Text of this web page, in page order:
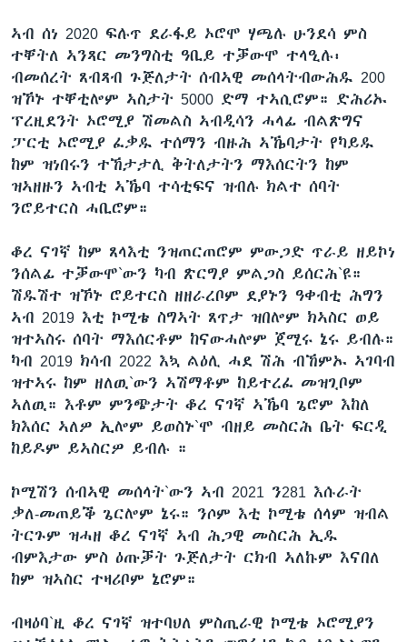
ኣብ ሰነ 2020 ፍሉጥ ደራፋይ ኦሮሞ ሃጫሉ ሁንደሳ ምስ
ተቐትለ ኣንጻር መንግስቲ ዓቢይ ተቓውሞ ተላዒሉ፡
ብመሰረት ጸብጻብ ጉጅለታት ሰብኣዊ መሰላትብውሕዱ 200
ዝኾኑ ተቐቲሎም ኣስታት 5000 ድማ ተኣሲሮም። ድሕሪኡ
ፕረዚደንት ኦሮሚያ ሽመልስ ኣብዲሳን ሓላፊ ብልጽግና
ፓርቲ ኦሮሚያ ፈቃዱ ተሰማን ብዙሕ ኣኼባታት የካይዱ
ከም ዝነበሩን ተኸታታሊ ቅትለታትን ማእሰርትን ከም
ዝኣዘዙን ኣብቲ ኣኼባ ተሳቲፍና ዝብሉ ክልተ ሰባት
ንሮይተርስ ሓቢሮም።
ቆረ ናገኛ ከም ጸላእቲ ንዝጠርጠሮም ምውጋድ ጥራይ ዘይኮነ
ንሰልፊ ተቓውሞ`ውን ካብ ጽርግያ ምልጋስ ይሰርሕ`ዩ።
ሽዱሽተ ዝኾኑ ሮይተርስ ዘዘራረቦም ደያኑን ዓቀብቲ ሕግን
ኣብ 2019 እቲ ኮሚቴ ስግኣት ጸጥታ ዝበሎም ክኣስር ወይ
ዝተኣስሩ ሰባት ማእሰርቶም ከናውሓሎም ጀሚሩ ኔሩ ይብሉ።
ካብ 2019 ክሳብ 2022 እኳ ልዕሊ ሓደ ሽሕ ብኸምኡ ኣገባብ
ዝተኣሩ ከም ዘለዉ`ውን ኣሽማቶም ከይተረፈ መዝጊቦም
ኣለዉ። እቶም ምንጭታት ቆረ ናገኛ ኣኼባ ጌሮም እከለ
ክእሰር ኣለዎ ኢሎም ይወስኑ`ሞ ብዘይ መስርሕ ቤት ፍርዲ
ከይዶም ይኣስርዎ ይብሉ ።
ኮሚሽን ሰብኣዊ መሰላት`ውን ኣብ 2021 ን281 እሱራት
ቃለ-መጠይቕ ጌርሎም ኔሩ። ንሶም እቲ ኮሚቴ ሰላም ዝብል
ትርጉም ዝሓዘ ቆረ ናገኛ ኣብ ሕጋዊ መስርሕ ኢዱ
ብምእታው ምስ ዕጡቓት ጉጅለታት ርክብ ኣለኩም እናበለ
ከም ዝኣስር ተዛሪቦም ኔሮም።
ብዛዕባ`ዚ ቆረ ናገኛ ዝተባህለ ምስጢራዊ ኮሚቴ ኦሮሚያን